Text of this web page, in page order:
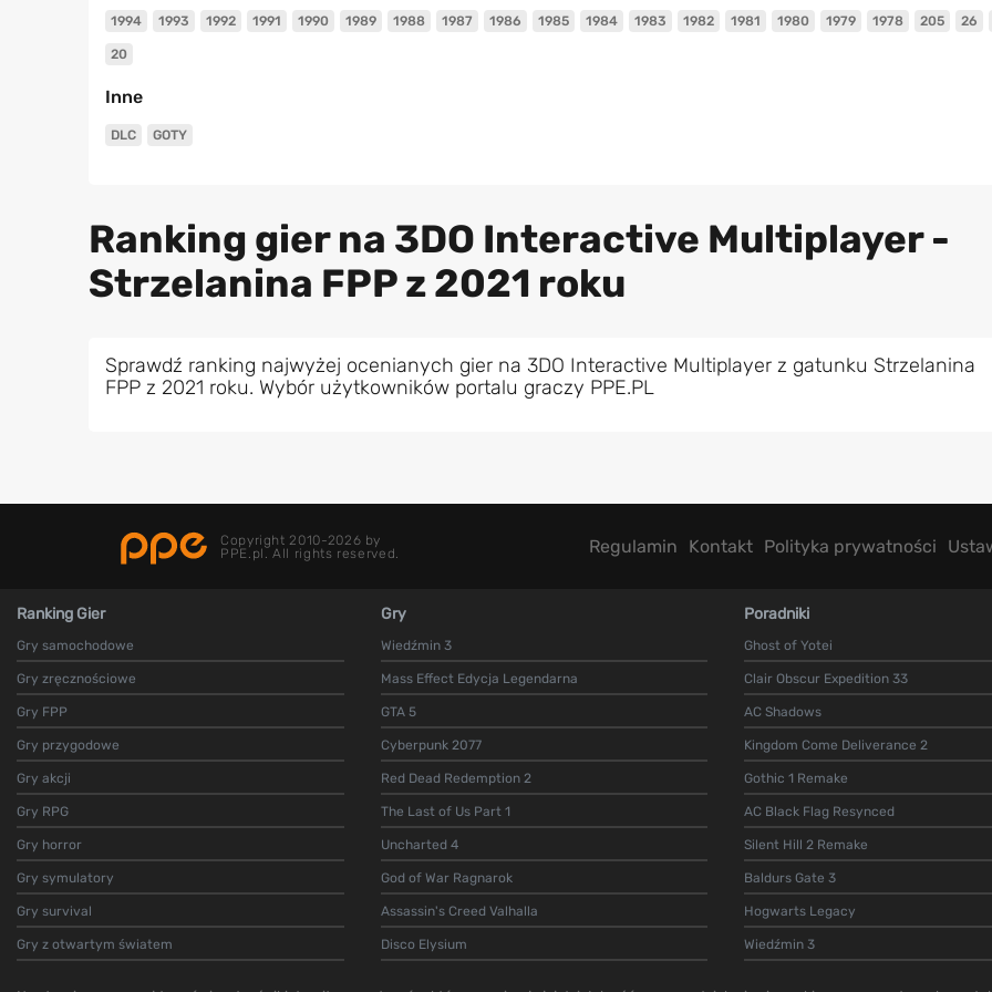
1994 1993 1992 1991 1990 1989 1988 1987 1986 1985 1984 1983 1982 1981 1980 1979 1978 205 26
20
Inne
DLC GOTY
Ranking gier na 3DO Interactive Multiplayer -
Strzelanina FPP z 2021 roku
Sprawdź ranking najwyżej ocenianych gier na 3DO Interactive Multiplayer z gatunku Strzelanina
FPP z 2021 roku. Wybór użytkowników portalu graczy PPE.PL
Copyright 2010-2026 by
PPE.pl. All rights reserved.
Regulamin Kontakt Polityka prywatności
Ranking Gier
Gry samochodowe
Gry zręcznościowe
Gry FPP
Gry przygodowe
Gry akcji
Gry RPG
Gry horror
Gry symulatory
Gry survival
Gry z otwartym światem
Gry
Wiedźmin 3
Mass Effect Edycja Legendarna
GTA 5
Cyberpunk 2077
Red Dead Redemption 2
The Last of Us Part 1
Uncharted 4
God of War Ragnarok
Assassin's Creed Valhalla
Disco Elysium
Poradniki
Ghost of Yotei
Clair Obscur Expedition 33
AC Shadows
Kingdom Come Deliverance 2
Gothic 1 Remake
AC Black Flag Resynced
Silent Hill 2 Remake
Baldurs Gate 3
Hogwarts Legacy
Wiedźmin 3